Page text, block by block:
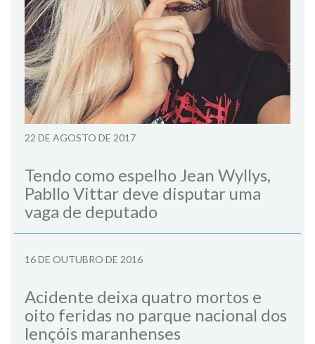
22 DE AGOSTO DE 2017
Tendo como espelho Jean Wyllys,
Pabllo Vittar deve disputar uma
vaga de deputado
16 DE OUTUBRO DE 2016
Acidente deixa quatro mortos e
oito feridas no parque nacional dos
lençóis maranhenses